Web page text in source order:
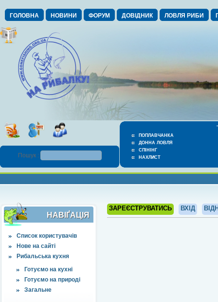
ГОЛОВНА НОВИНИ ФОРУМ ДОВІДНИК ЛОВЛЯ РИБИ
ПОПЛАВЧАНКА
ДОННА ЛОВЛЯ
СПІНІНГ
НАХЛИСТ
Пошук :
НАВІҐАЦІЯ
Список користувачів
Нове на сайті
Рибальська кухня
Готуємо на кухні
Готуємо на природі
Загальне
ЗАРЕЄСТРУВАТИСЬ ВХІД